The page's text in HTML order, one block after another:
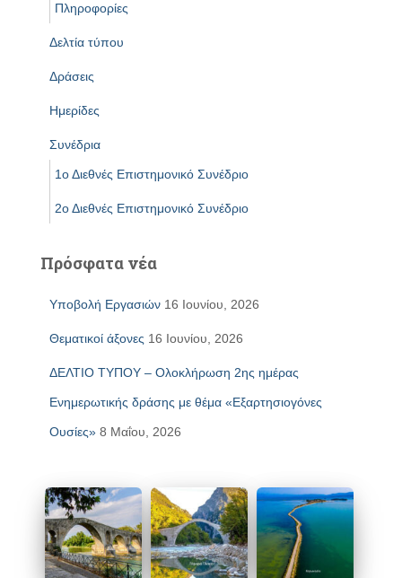
Πληροφορίες
Δελτία τύπου
Δράσεις
Ημερίδες
Συνέδρια
1ο Διεθνές Επιστημονικό Συνέδριο
2ο Διεθνές Επιστημονικό Συνέδριο
Πρόσφατα νέα
Υποβολή Εργασιών 16 Ιουνίου, 2026
Θεματικοί άξονες 16 Ιουνίου, 2026
ΔΕΛΤΙΟ ΤΥΠΟΥ – Ολοκλήρωση 2ης ημέρας
Ενημερωτικής δράσης με θέμα «Εξαρτησιογόνες
Ουσίες» 8 Μαΐου, 2026